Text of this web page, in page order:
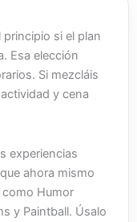
si el plan
Esa elección
Si mezcláis
y cena
experiencias
ahora mismo
Humor
y Paintball. Úsalo